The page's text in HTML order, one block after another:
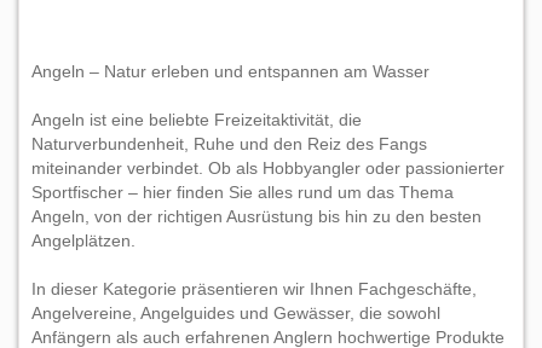
Angeln – Natur erleben und entspannen am Wasser
Angeln ist eine beliebte Freizeitaktivität, die
Naturverbundenheit, Ruhe und den Reiz des Fangs
miteinander verbindet. Ob als Hobbyangler oder passionierter
Sportfischer – hier finden Sie alles rund um das Thema
Angeln, von der richtigen Ausrüstung bis hin zu den besten
Angelplätzen.
In dieser Kategorie präsentieren wir Ihnen Fachgeschäfte,
Angelvereine, Angelguides und Gewässer, die sowohl
Anfängern als auch erfahrenen Anglern hochwertige Produkte